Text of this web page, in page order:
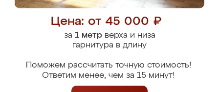
Цена: от 45 000 ₽
за 1 метрверха и низа
гарнитура в длину
Поможем рассчитать точную стоимость!
Ответим менее, чем за 15 минут!